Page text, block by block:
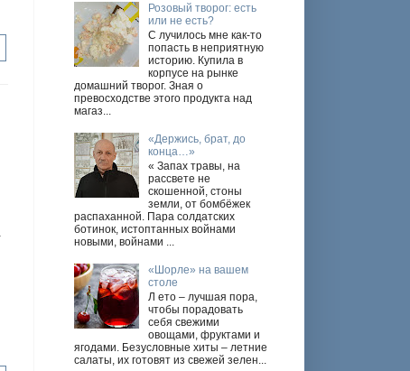
Розовый творог: есть
или не есть?
С лучилось мне как-то
попасть в неприятную
историю. Купила в
корпусе на рынке
домашний творог. Зная о
превосходстве этого продукта над
магаз...
«Держись, брат, до
конца…»
« Запах травы, на
рассвете не
скошенной, стоны
земли, от бомбёжек
распаханной. Пара солдатских
ботинок, истоптанных войнами
новыми, войнами ...
«Шорле» на вашем
столе
Л ето – лучшая пора,
чтобы порадовать
себя свежими
овощами, фруктами и
ягодами. Безусловные хиты – летние
салаты, их готовят из свежей зелен...